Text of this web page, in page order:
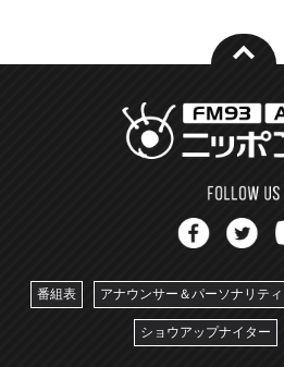
番組表 アナウンサー＆パーソナリテ
ショウアップナイター